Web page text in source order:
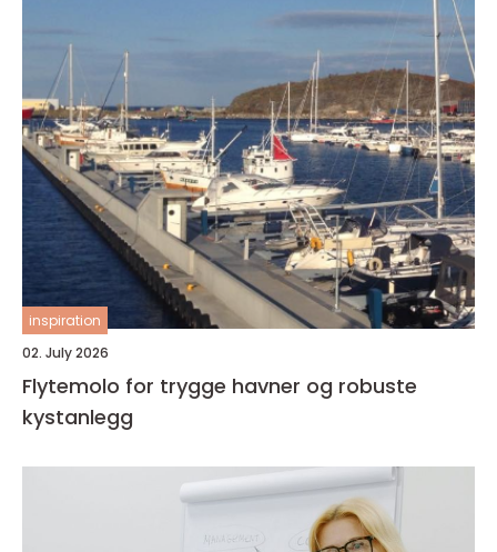
inspiration
02. July 2026
Flytemolo for trygge havner og robuste
kystanlegg